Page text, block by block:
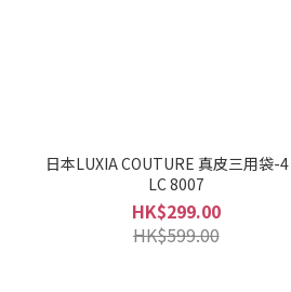
日本LUXIA COUTURE 真皮三用袋-
LC 8007
HK$299.00
HK$599.00